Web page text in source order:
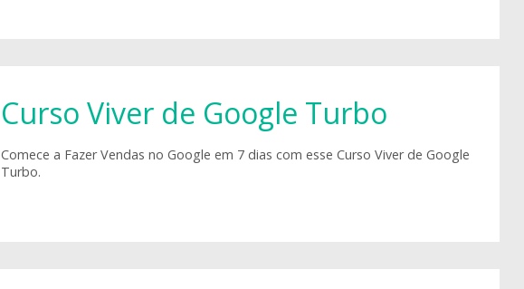
Curso Viver de Google Turbo
Comece a Fazer Vendas no Google em 7 dias com esse Curso Viver de Google
Turbo.